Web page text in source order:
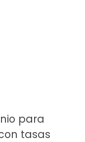
para
tasas